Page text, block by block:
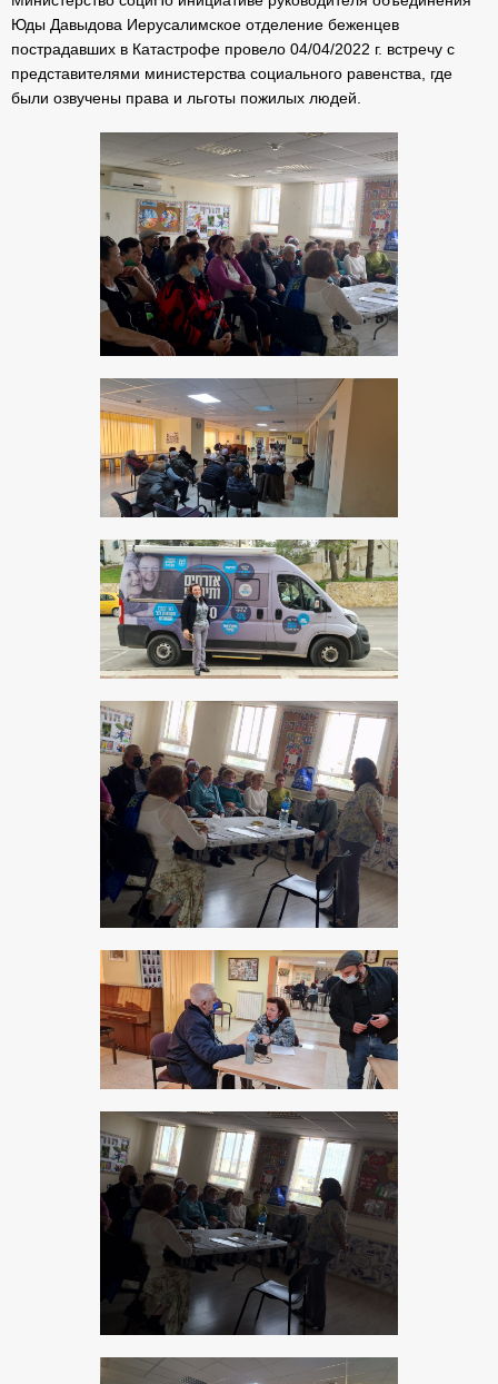
Юды Давыдова Иерусалимское отделение беженцев
пострадавших в Катастрофе провело 04/04/2022 г. встречу с
представителями министерства социального равенства, где
были озвучены права и льготы пожилых людей.